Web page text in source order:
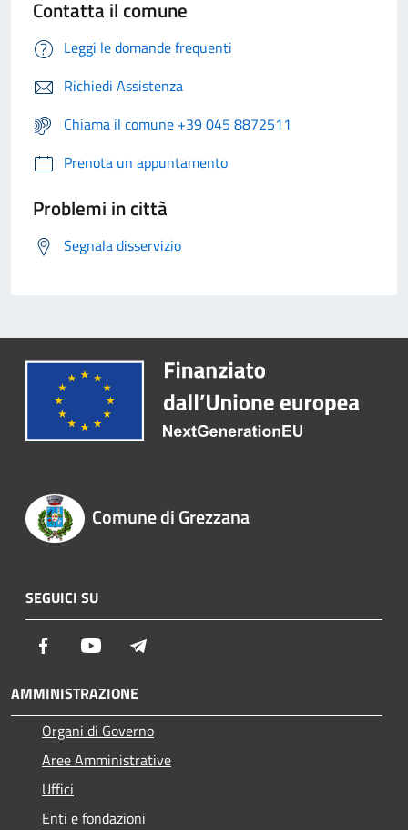
Contatta il comune
Leggi le domande frequenti
Richiedi Assistenza
Chiama il comune +39 045 8872511
Prenota un appuntamento
Problemi in città
Segnala disservizio
Comune di Grezzana
SEGUICI SU
Facebook Youtube
AMMINISTRAZIONE
Organi di Governo
Aree Amministrative
Uffici
Enti e fondazioni